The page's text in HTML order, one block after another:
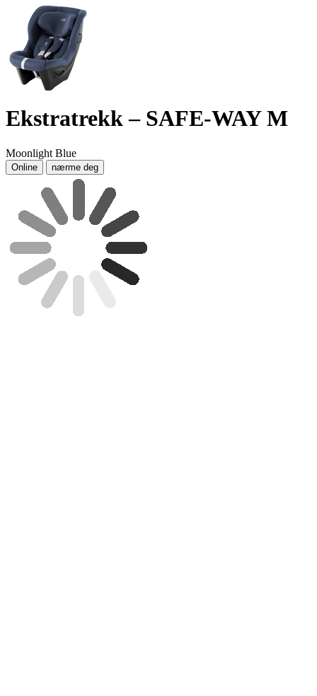
Ekstratrekk – SAFE-WAY M
Moonlight Blue
Online nærme deg